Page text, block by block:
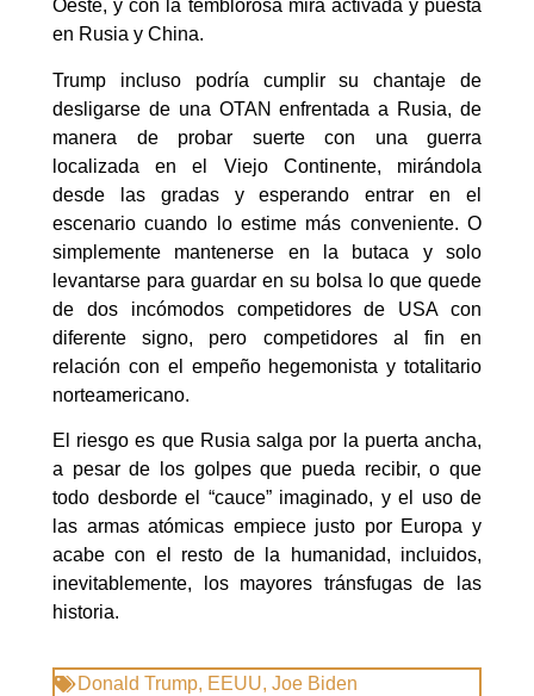
Oeste, y con la temblorosa mira activada y puesta
en Rusia y China.
Trump incluso podría cumplir su chantaje de
desligarse de una OTAN enfrentada a Rusia, de
manera de probar suerte con una guerra
localizada en el Viejo Continente, mirándola
desde las gradas y esperando entrar en el
escenario cuando lo estime más conveniente. O
simplemente mantenerse en la butaca y solo
levantarse para guardar en su bolsa lo que quede
de dos incómodos competidores de USA con
diferente signo, pero competidores al fin en
relación con el empeño hegemonista y totalitario
norteamericano.
El riesgo es que Rusia salga por la puerta ancha,
a pesar de los golpes que pueda recibir, o que
todo desborde el “cauce” imaginado, y el uso de
las armas atómicas empiece justo por Europa y
acabe con el resto de la humanidad, incluidos,
inevitablemente, los mayores tránsfugas de las
historia.
Donald Trump, EEUU, Joe Biden